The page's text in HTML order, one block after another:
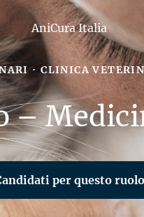
AniCura Italia
· CLINICA
–
per questo ruolo